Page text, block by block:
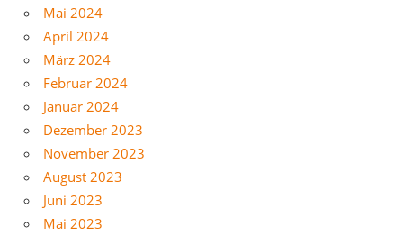
Mai 2024
April 2024
März 2024
Februar 2024
Januar 2024
Dezember 2023
November 2023
August 2023
Juni 2023
Mai 2023